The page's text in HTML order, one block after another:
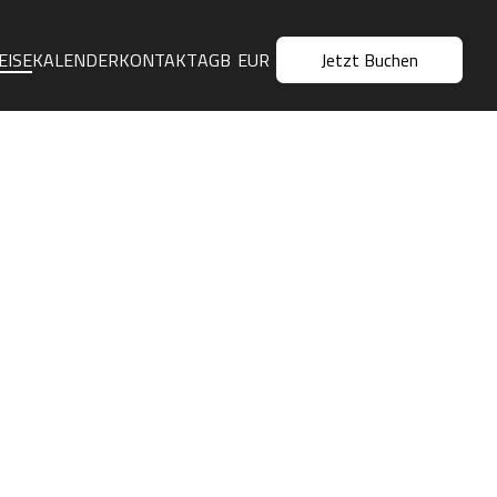
KALENDERKONTAKTAGB EUR Jetzt Buchen